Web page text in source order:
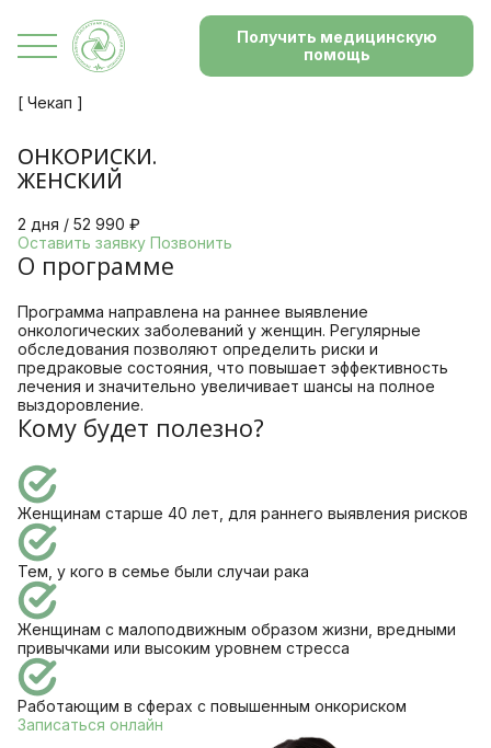
Получить медицинскую
помощь
[ Чекап ]
ОНКОРИСКИ.
ЖЕНСКИЙ
2 дня / 52 990 ₽
Оставить заявку Позвонить
О программе
Программа направлена на раннее выявление
онкологических заболеваний у женщин. Регулярные
обследования позволяют определить риски и
предраковые состояния, что повышает эффективность
лечения и значительно увеличивает шансы на полное
выздоровление.
Кому будет полезно?
Женщинам старше 40 лет, для раннего выявления рисков
Тем, у кого в семье были случаи рака
Женщинам с малоподвижным образом жизни, вредными
привычками или высоким уровнем стресса
Работающим в сферах с повышенным онкориском
Записаться онлайн